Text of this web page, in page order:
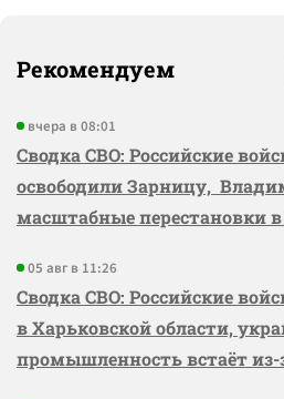
Рекомендуем
вчера в 08:01
Сводка СВО: Российские
освободили Зарницу,
масштабные перестановки
05 авг в 11:26
Сводка СВО: Российские
в Харьковской области,
промышленность встаёт из-